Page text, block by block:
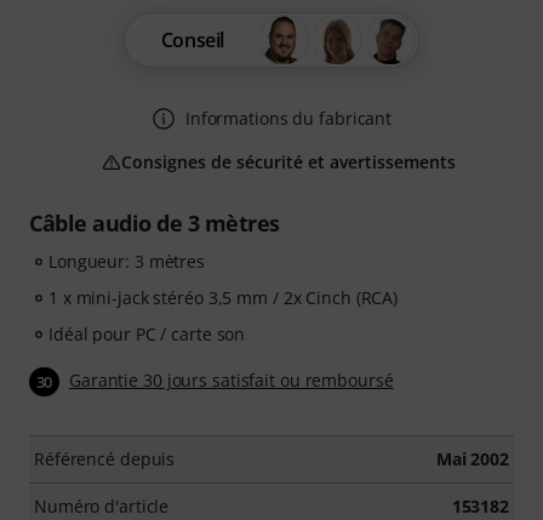
Câble audio de 3 mètres
Longueur: 3 mètres
1 x mini-jack stéréo 3,5 mm / 2x Cinch (RCA)
Idéal pour PC / carte son
30 Garantie 30 jours satisfait ou remboursé
Référencé depuis Mai 2002
Numéro d'article 153182
Conseil
Informations du fabricant
Consignes de sécurité et avertissements